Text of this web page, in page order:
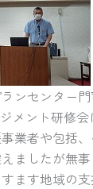
ンセンター
メント研修
業者や包括
ましたが無
ます地域の